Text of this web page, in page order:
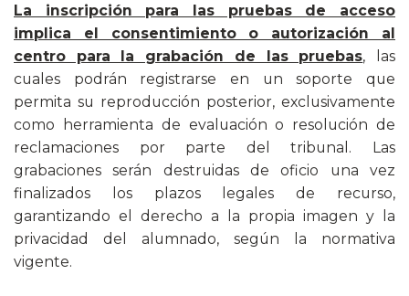
La inscripción para las pruebas de acceso
implica el consentimiento o autorización al
centro para la grabación de las pruebas, las
cuales podrán registrarse en un soporte que
permita su reproducción posterior, exclusivamente
como herramienta de evaluación o resolución de
reclamaciones por parte del tribunal. Las
grabaciones serán destruidas de oficio una vez
finalizados los plazos legales de recurso,
garantizando el derecho a la propia imagen y la
privacidad del alumnado, según la normativa
vigente.